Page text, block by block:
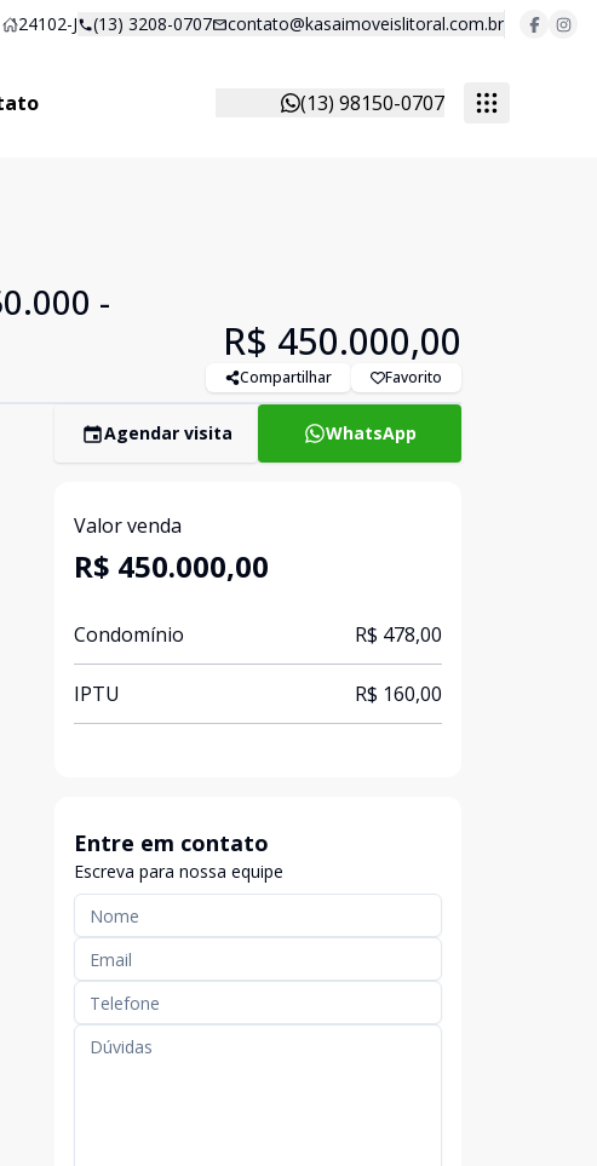
24102-J (13) 3208-0707 contato@kasaimoveislitoral.com.br
(13) 98150-0707
-
R$ 450.000,00
Compartilhar Favorito
Agendar visita WhatsApp
Valor venda
R$ 450.000,00
Condomínio R$ 478,00
IPTU R$ 160,00
Entre em contato
Escreva para nossa equipe